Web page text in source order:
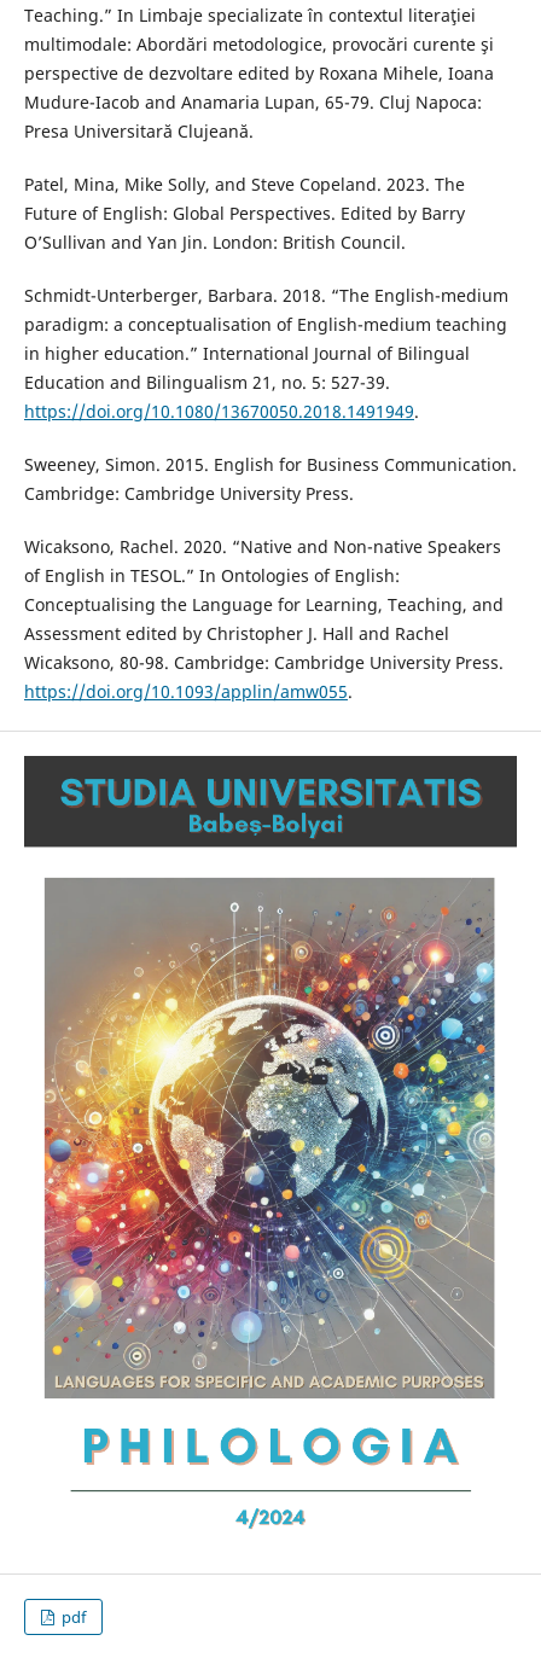
Teaching.” In Limbaje specializate în contextul literaţiei
multimodale: Abordări metodologice, provocări curente şi
perspective de dezvoltare edited by Roxana Mihele, Ioana
Mudure-Iacob and Anamaria Lupan, 65-79. Cluj Napoca:
Presa Universitară Clujeană.
Patel, Mina, Mike Solly, and Steve Copeland. 2023. The
Future of English: Global Perspectives. Edited by Barry
O’Sullivan and Yan Jin. London: British Council.
Schmidt-Unterberger, Barbara. 2018. “The English-medium
paradigm: a conceptualisation of English-medium teaching
in higher education.” International Journal of Bilingual
Education and Bilingualism 21, no. 5: 527-39.
https://doi.org/10.1080/13670050.2018.1491949.
Sweeney, Simon. 2015. English for Business Communication.
Cambridge: Cambridge University Press.
Wicaksono, Rachel. 2020. “Native and Non-native Speakers
of English in TESOL.” In Ontologies of English:
Conceptualising the Language for Learning, Teaching, and
Assessment edited by Christopher J. Hall and Rachel
Wicaksono, 80-98. Cambridge: Cambridge University Press.
https://doi.org/10.1093/applin/amw055.
pdf